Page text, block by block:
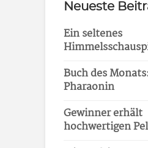
Neueste
Ein seltenes
Buch des
Pharaonin
Gewinner erhält
hochwertigen